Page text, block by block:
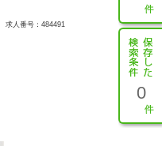
0
求人番号：484491